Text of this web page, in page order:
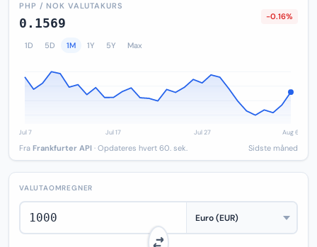
PHP / NOK VALUTAKURS
0.1569 -0.16%
1D 5D 1M 1Y 5Y Max
Fra Frankfurter API · Opdateres hvert 60. sek. Sidste måned
VALUTAOMREGNER